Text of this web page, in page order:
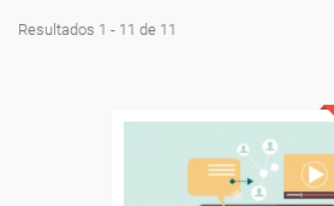
Resultados 1 - 11 de 11
Avalado y reconocido por
la
Universidad Nebrija